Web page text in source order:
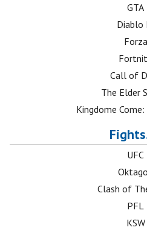
GTA
Diablo
Forza
Call of
The Elder
Kingdome
UFC
Clash of
PFL
KSW